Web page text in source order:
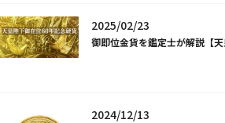
2025/02/23
御即位金貨を鑑定士が解説【
2024/12/13